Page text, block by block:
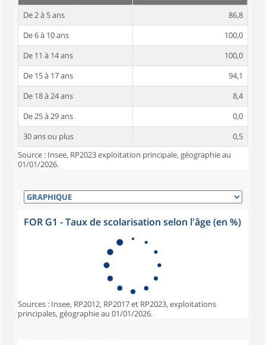
De 2 à 5 ans
86,8
De 6 à 10 ans
100,0
De 11 à 14 ans
100,0
De 15 à 17 ans
94,1
De 18 à 24 ans
8,4
De 25 à 29 ans
0,0
30 ans ou plus
0,5
Source : Insee, RP2023 exploitation principale, géographie au
01/01/2026.
FOR G1 - Taux de scolarisation selon l'âge (en %)
Sources : Insee, RP2012, RP2017 et RP2023, exploitations
principales, géographie au 01/01/2026.